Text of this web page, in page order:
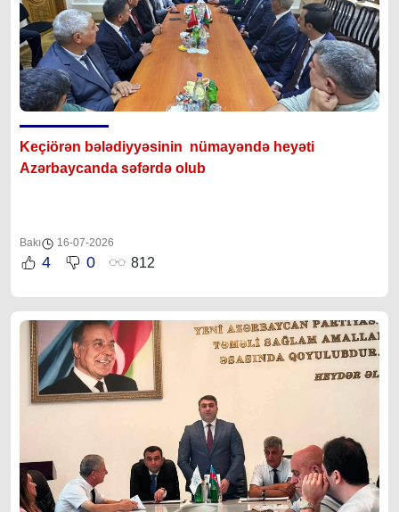
Keçiörən bələdiyyəsinin nümayəndə heyəti
Azərbaycanda səfərdə olub
Bakı 16-07-2026
4 0 812